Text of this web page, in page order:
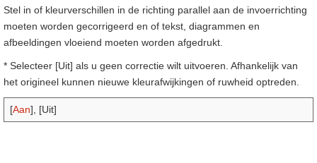
Stel in of kleurverschillen in de richting parallel aan de invoerrichting
moeten worden gecorrigeerd en of tekst, diagrammen en
afbeeldingen vloeiend moeten worden afgedrukt.
* Selecteer [Uit] als u geen correctie wilt uitvoeren. Afhankelijk van
het origineel kunnen nieuwe kleurafwijkingen of ruwheid optreden.
[Aan], [Uit]